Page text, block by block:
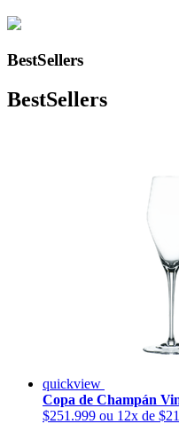
BestSellers
BestSellers
quickview
Copa de Champán
$251.999 ou 12x de